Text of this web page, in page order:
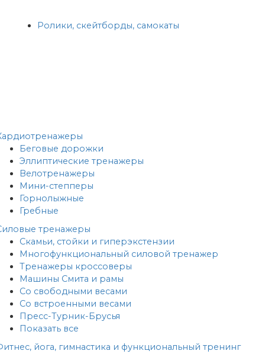
Ролики, скейтборды, самокаты
Беговые дорожки
Эллиптические тренажеры
Велотренажеры
Мини-степперы
Горнолыжные
Гребные
тренажеры
Скамьи, стойки и гиперэкстензии
Многофункциональный силовой тренажер
Тренажеры кроссоверы
Машины Смита и рамы
Со свободными весами
Со встроенными весами
Пресс-Турник-Брусья
Показать все
йога, гимнастика и функциональный тренинг